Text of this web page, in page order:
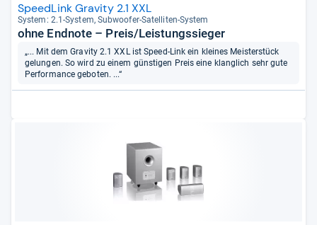
SpeedLink Gravity 2.1 XXL
Sys­tem: 2.1-​Sys­tem, Sub­woofer-​Satel­li­ten-​Sys­tem
ohne Endnote – Preis/Leistungssieger
„... Mit dem Gravity 2.1 XXL ist Speed-Link ein kleines Meisterstück
gelungen. So wird zu einem günstigen Preis eine klanglich sehr gute
Performance geboten. ...“